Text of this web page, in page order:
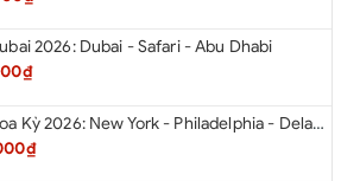
2026: Dubai - Safari - Abu Dhabi
Du lịch Hoa Kỳ 2026: New York - Philadelphia - Delaware - Washington D.C. - Las Vegas - Red Rock Canyon - Quận Cam - Santa Monica - Hollywood - San Diego - Los Angeles.